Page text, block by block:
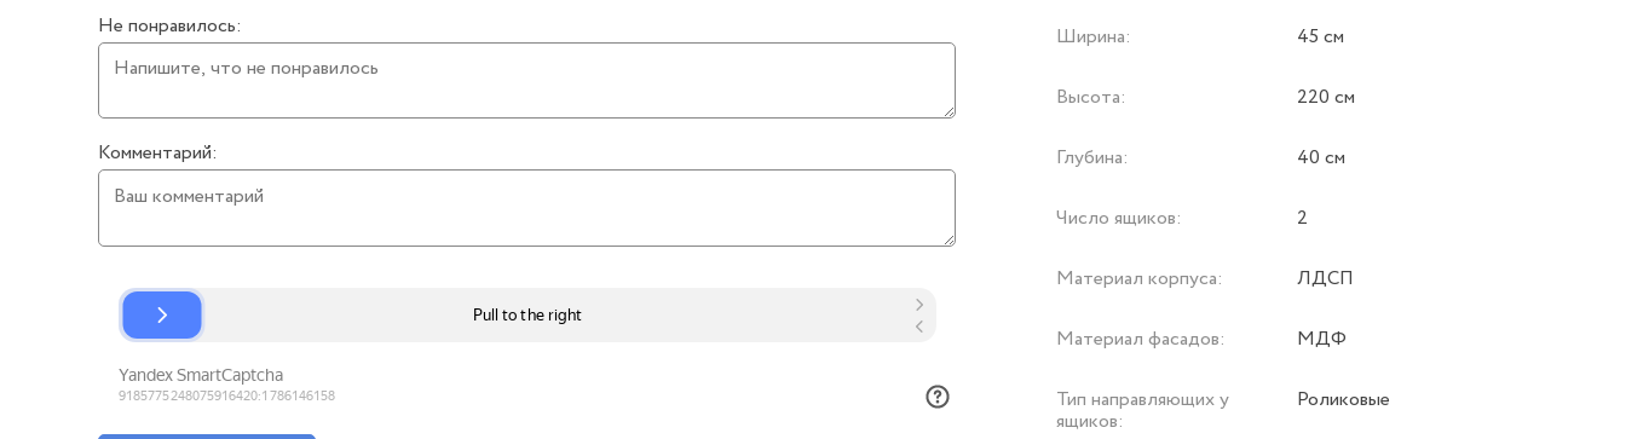
Не понравилось:
Комментарий:
Ширина: 45 см
Высота: 220 см
Глубина: 40 см
Число ящиков: 2
Материал корпуса: ЛДСП
Материал фасадов: МДФ
Тип направляющих у
ящиков:
Роликовые